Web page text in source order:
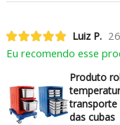
Luiz P.
Eu recomendo esse
Produto
transporte
das cubas